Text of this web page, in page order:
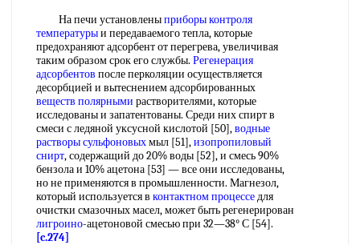
На печи установленыприборы контроля
температурыи передаваемого тепла, которые
предохраняют адсорбент от перегрева, увеличивая
таким образом срок его службы. Регенерация
адсорбентов после перколяции осуществляется
десорбцией и вытеснением адсорбированных
веществ полярными растворителями, которые
исследованы и запатентованы. Среди них спирт в
смеси с ледяной уксусной кислотой [50],водные
растворысульфоновыхмыл [51],изопропиловый
снирт, содержащий до 20% воды [52], и смесь 90%
бензола и 10% ацетона [53] — все они исследованы,
но не применяются в промышленности. Магнезол,
который используется в контактном процесседля
очистки смазочных масел, может быть регенерирован
лигроино-ацетоновой смесью при 32—38° С [54].
[c.274]